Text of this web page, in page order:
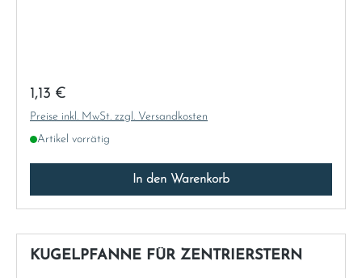
Regulärer Preis:
1,13 €
Preise inkl. MwSt. zzgl. Versandkosten
Artikel vorrätig
In den Warenkorb
KUGELPFANNE FÜR ZENTRIERSTERN